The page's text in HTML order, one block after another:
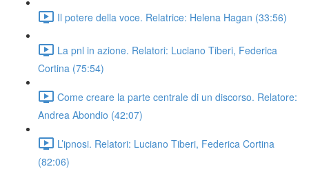
Il potere della voce. Relatrice: Helena Hagan (33:56)
La pnl in azione. Relatori: Luciano Tiberi, Federica
Cortina (75:54)
Come creare la parte centrale di un discorso. Relatore:
Andrea Abondio (42:07)
L’ipnosi. Relatori: Luciano Tiberi, Federica Cortina
(82:06)